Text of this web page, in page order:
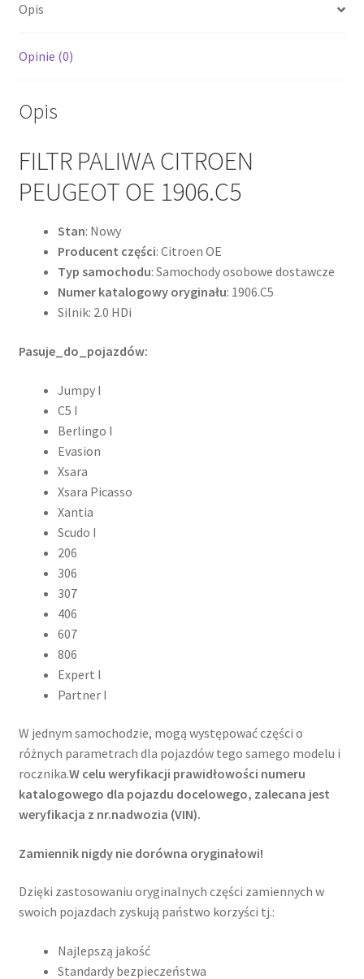
8v
Bosch
Opis
Opinie (0)
Opis
FILTR PALIWA CITROEN
PEUGEOT OE 1906.C5
Stan: Nowy
Producent części: Citroen OE
Typ samochodu: Samochody osobowe dostawcze
Numer katalogowy oryginału: 1906.C5
Silnik: 2.0 HDi
Pasuje_do_pojazdów:
Jumpy I
C5 I
Berlingo I
Evasion
Xsara
Xsara Picasso
Xantia
Scudo I
206
306
307
406
607
806
Expert I
Partner I
W jednym samochodzie, mogą występować części o
różnych parametrach dla pojazdów tego samego modelu i
rocznika.W celu weryfikacji prawidłowości numeru
katalogowego dla pojazdu docelowego, zalecana jest
weryfikacja z nr.nadwozia (VIN).
Zamiennik nigdy nie dorówna oryginałowi!
Dzięki zastosowaniu oryginalnych części zamiennych w
swoich pojazdach zyskują państwo korzyści tj.:
Najlepszą jakość
Standardy bezpieczeństwa